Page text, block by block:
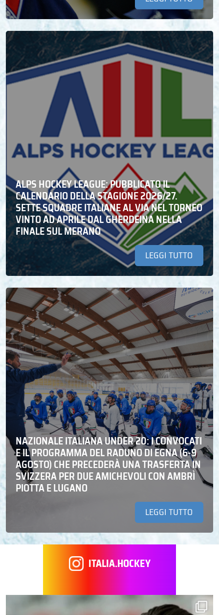
ALPS HOCKEY LEAGUE: PUBBLICATO IL
CALENDARIO DELLA STAGIONE 2026/27.
SETTE SQUADRE ITALIANE AL VIA NEL TORNEO
VINTO AD APRILE DAL GHERDEINA NELLA
FINALE SUL MERANO
LEGGI TUTTO
NAZIONALE ITALIANA UNDER 20: I CONVOCATI
E IL PROGRAMMA DEL RADUNO DI EGNA (6-9
AGOSTO) CHE PRECEDERÀ UNA TRASFERTA IN
SVIZZERA PER DUE AMICHEVOLI CON AMBRÌ
PIOTTA E LUGANO
LEGGI TUTTO
ITALIA.HOCKEY